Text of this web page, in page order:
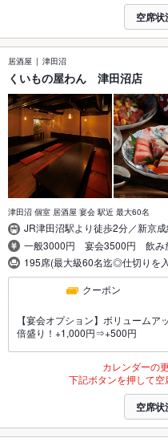
空席状
居酒屋 津田沼
くいもの屋わん 津田沼店
津田沼 個室 居酒屋 宴会 駅近 最大60名
JR津田沼駅より徒歩2分／新京
一般3000円 宴会3500円 飲み
195席(最大級60名迄◎仕切りを
クーポン
【宴会オプション】ボリューム
倍盛り！+1,000円⇒+500円
カレンダーの
下記ボタンを押して空
空席状